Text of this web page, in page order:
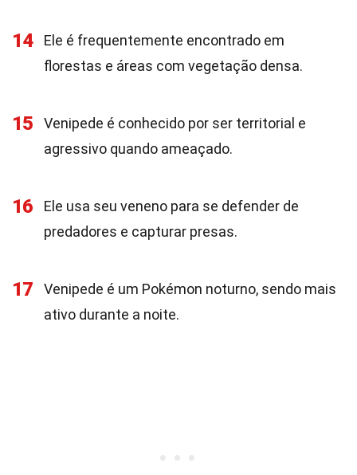
14
Ele é frequentemente encontrado em
florestas e áreas com vegetação densa.
15
Venipede é conhecido por ser territorial e
agressivo quando ameaçado.
16
Ele usa seu veneno para se defender de
predadores e capturar presas.
17
Venipede é um Pokémon noturno, sendo mais
ativo durante a noite.